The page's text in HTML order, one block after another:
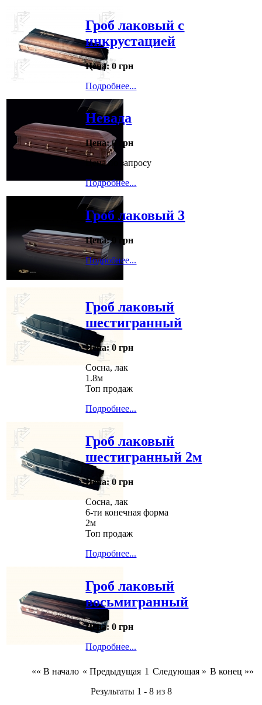
Гроб лаковый с
инкрустацией
Цена: 0 грн
Подробнее...
Невада
Цена: 0 грн
Цена по запросу
Подробнее...
Гроб лаковый 3
Цена:
0 грн
Подробнее...
Гроб лаковый
шестигранный
Цена: 0 грн
Сосна, лак
1.8м
Топ продаж
Подробнее...
Гроб лаковый
шестигранный 2м
Цена: 0 грн
Сосна, лак
6-ти конечная форма
2м
Топ продаж
Подробнее...
Гроб лаковый
восьмигранный
Цена: 0 грн
Подробнее...
«« В начало « Предыдущая 1 Следующая » В конец »»
Результаты 1 - 8 из 8